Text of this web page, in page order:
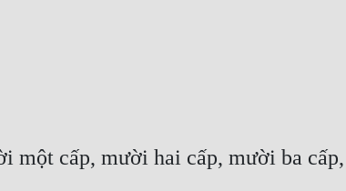
một cấp, mười hai cấp, mười ba